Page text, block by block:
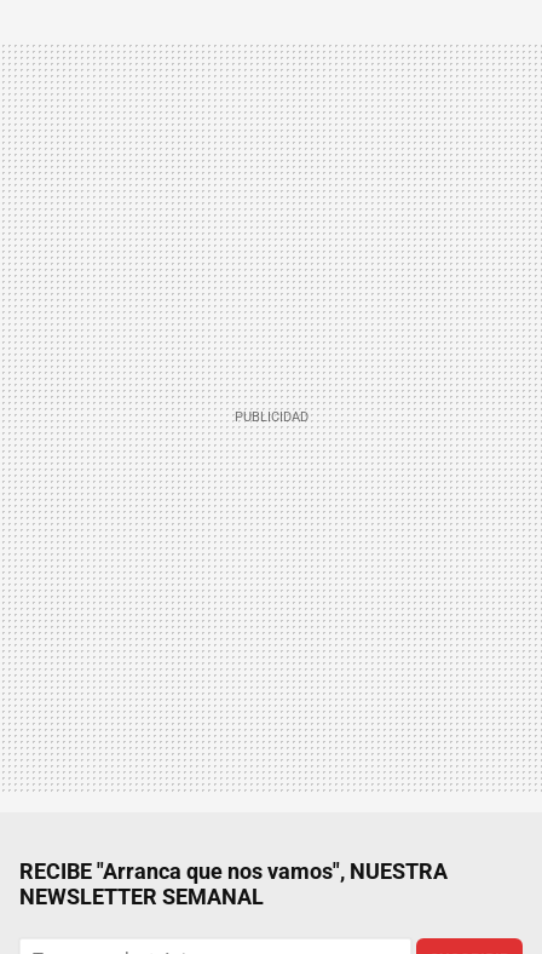
RECIBE "Arranca que nos vamos", NUESTRA
NEWSLETTER SEMANAL